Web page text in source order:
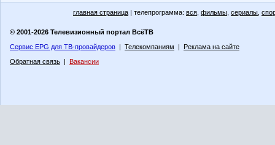
главная страница | телепрограмма: вся фильмы сериалы
© 2001-2026 Телевизионный портал ВсёТВ
Сервис EPG для ТВ-провайдеров | Телекомпаниям | Реклама на сайте
Обратная связь | Вакансии